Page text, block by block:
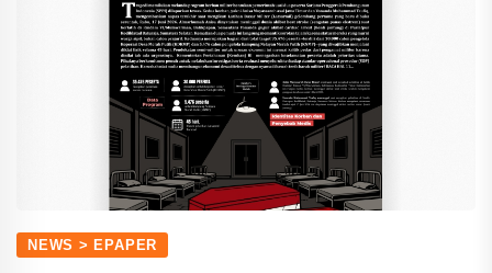
NEWS > EPAPER